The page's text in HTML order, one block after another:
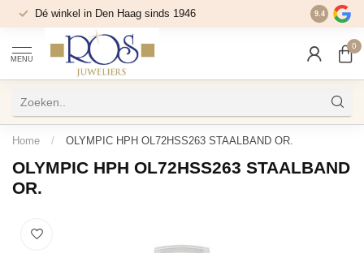
Dé winkel in Den Haag sinds 1946 9.4
MENU
0
Home / OLYMPIC HPH OL72HSS263 STAALBAND OR.
OLYMPIC HPH OL72HSS263 STAALBAND
OR.